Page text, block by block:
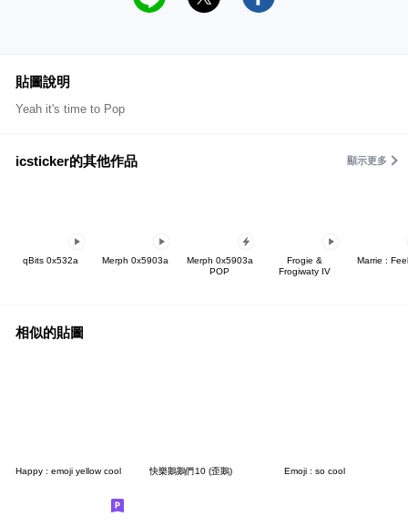
貼圖說明
Yeah it's time to Pop
icsticker的其他作品 顯示更多
qBits 0x532a Merph 0x5903a
Merph 0x5903a
POP
Frogie &
Frogiwaty IV
Marrie :
相似的貼圖
Happy : emoji yellow cool 快樂鵝鵝們10 (歪鵝) Emoji : so cool